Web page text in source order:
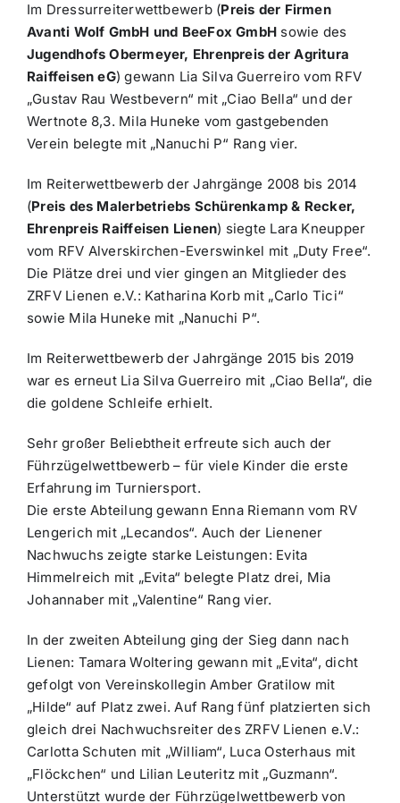
Im Dressurreiterwettbewerb (Preis der Firmen
Avanti Wolf GmbH und BeeFox GmbH sowie des
Jugendhofs Obermeyer, Ehrenpreis der Agritura
Raiffeisen eG) gewann Lia Silva Guerreiro vom RFV
„Gustav Rau Westbevern“ mit „Ciao Bella“ und der
Wertnote 8,3. Mila Huneke vom gastgebenden
Verein belegte mit „Nanuchi P“ Rang vier.
Im Reiterwettbewerb der Jahrgänge 2008 bis 2014
(Preis des Malerbetriebs Schürenkamp & Recker,
Ehrenpreis Raiffeisen Lienen) siegte Lara Kneupper
vom RFV Alverskirchen-Everswinkel mit „Duty Free“.
Die Plätze drei und vier gingen an Mitglieder des
ZRFV Lienen e.V.: Katharina Korb mit „Carlo Tici“
sowie Mila Huneke mit „Nanuchi P“.
Im Reiterwettbewerb der Jahrgänge 2015 bis 2019
war es erneut Lia Silva Guerreiro mit „Ciao Bella“, die
die goldene Schleife erhielt.
Sehr großer Beliebtheit erfreute sich auch der
Führzügelwettbewerb – für viele Kinder die erste
Erfahrung im Turniersport.
Die erste Abteilung gewann Enna Riemann vom RV
Lengerich mit „Lecandos“. Auch der Lienener
Nachwuchs zeigte starke Leistungen: Evita
Himmelreich mit „Evita“ belegte Platz drei, Mia
Johannaber mit „Valentine“ Rang vier.
In der zweiten Abteilung ging der Sieg dann nach
Lienen: Tamara Woltering gewann mit „Evita“, dicht
gefolgt von Vereinskollegin Amber Gratilow mit
„Hilde“ auf Platz zwei. Auf Rang fünf platzierten sich
gleich drei Nachwuchsreiter des ZRFV Lienen e.V.:
Carlotta Schuten mit „William“, Luca Osterhaus mit
„Flöckchen“ und Lilian Leuteritz mit „Guzmann“.
Unterstützt wurde der Führzügelwettbewerb von